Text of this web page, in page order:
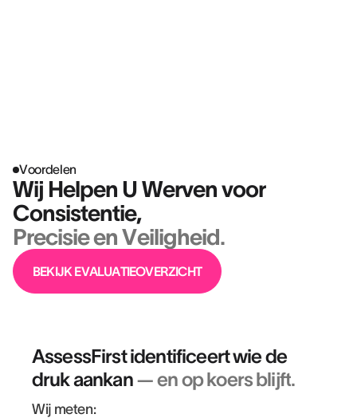
Voordelen
Wij Helpen U Werven voor
Consistentie,
Precisie en Veiligheid.
BEKIJK EVALUATIEOVERZICHT
AssessFirst identificeert wie de
druk aankan— en op koers blijft.
Wij meten: